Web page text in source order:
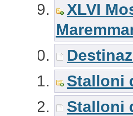
XLVI
Stalloni
Stalloni